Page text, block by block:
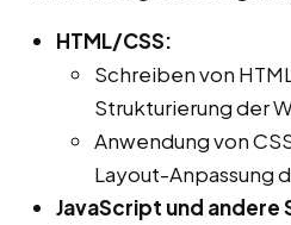
HTML/CSS:
Schreiben von
Strukturierung der
Anwendung von
Layout-Anpassung
JavaScript und